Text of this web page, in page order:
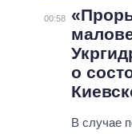
00:58
о
В случае